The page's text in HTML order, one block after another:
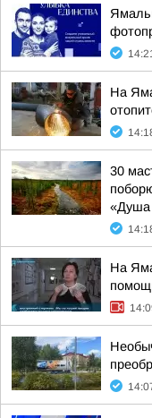
На
30
«Душа
На